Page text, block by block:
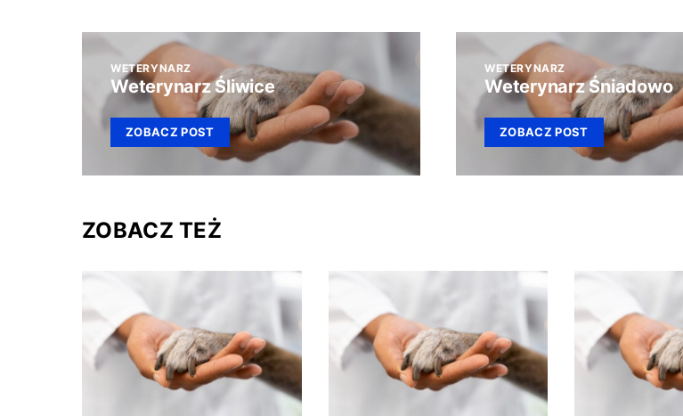
WETERYNARZ
Weterynarz Śliwice
ZOBACZ POST
WETERYNARZ
Weterynarz Śniadowo
ZOBACZ POST
ZOBACZ TEŻ